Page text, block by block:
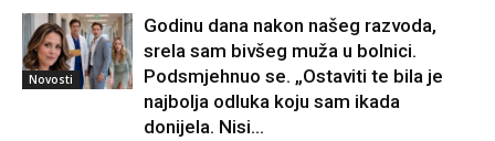
Novosti
Godinu dana nakon našeg razvoda,
srela sam bivšeg muža u bolnici.
Podsmjehnuo se. „Ostaviti te bila je
najbolja odluka koju sam ikada
donijela. Nisi...